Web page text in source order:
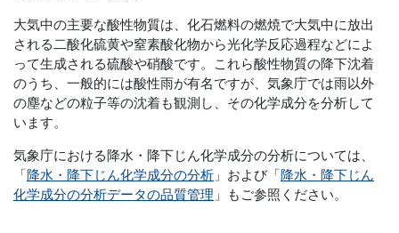
大気中の主要な酸性物質は、化石燃料の燃焼で大気中に放出
される二酸化硫黄や窒素酸化物から光化学反応過程などによ
って生成される硫酸や硝酸です。これら酸性物質の降下沈着
のうち、一般的には酸性雨が有名ですが、気象庁では雨以外
の塵などの粒子等の沈着も観測し、その化学成分を分析して
います。
気象庁における降水・降下じん化学成分の分析については、
「降水・降下じん化学成分の分析 」および「降水・降下じん
化学成分の分析データの品質管理 」もご参照ください。